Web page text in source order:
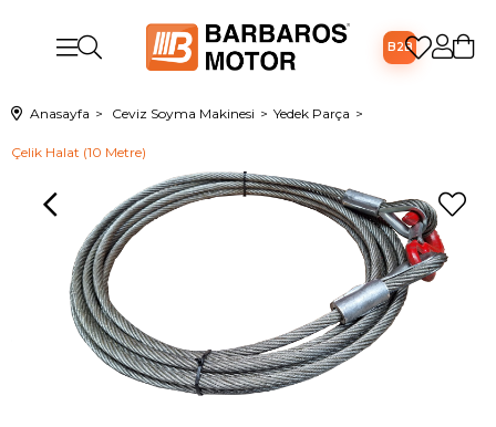
B2B
Anasayfa Ceviz Soyma Makinesi Yedek Parça
Çelik Halat (10 Metre)